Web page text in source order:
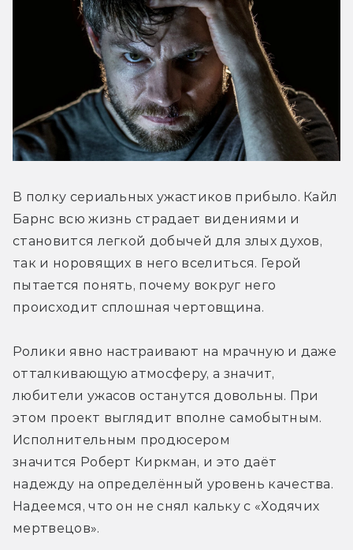
В полку сериальных ужастиков прибыло. Кайл
Барнс всю жизнь страдает видениями и
становится легкой добычей для злых духов,
так и норовящих в него вселиться. Герой
пытается понять, почему вокруг него
происходит сплошная чертовщина.
Ролики явно настраивают на мрачную и даже
отталкивающую атмосферу, а значит,
любители ужасов останутся довольны. При
этом проект выглядит вполне самобытным.
Исполнительным продюсером
значится Роберт Киркман, и это даёт
надежду на определённый уровень качества.
Надеемся, что он не снял кальку с «Ходячих
мертвецов».